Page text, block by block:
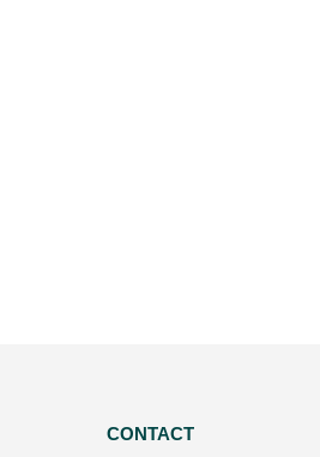
CONTACT